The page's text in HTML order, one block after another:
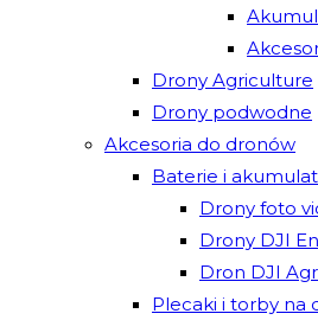
Drony Agriculture
Drony podwodne
Akcesoria do dronów
Baterie i
Drony foto
Drony DJI
Dron DJI
Plecaki i torby na